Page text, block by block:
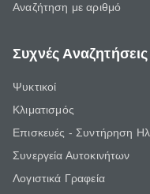
Αναζήτηση με αριθμό
Συχνές Αναζητήσεις
Ψυκτικοί
Κλιματισμός
Επισκευές - Συντήρηση
Συνεργεία Αυτοκινήτων
Λογιστικά Γραφεία